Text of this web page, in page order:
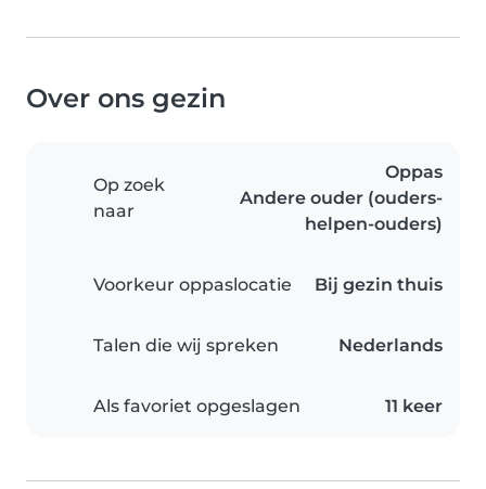
Over ons gezin
Op zoek
naar
Oppas
Andere ouder (ouders-
helpen-ouders)
Voorkeur oppaslocatie Bij gezin thuis
Talen die wij spreken Nederlands
Als favoriet opgeslagen 11 keer